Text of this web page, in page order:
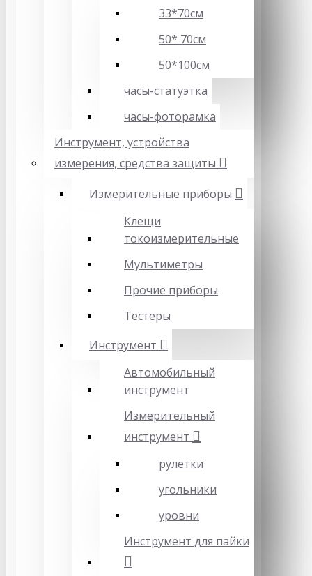
33*70см
50* 70см
50*100см
часы-статуэтка
часы-фоторамка
Инструмент, устройства
измерения, средства защиты
Измерительные приборы
Клещи
токоизмерительные
Мультиметры
Прочие приборы
Тестеры
Инструмент
Автомобильный
инструмент
Измерительный
инструмент
рулетки
угольники
уровни
Инструмент для пайки